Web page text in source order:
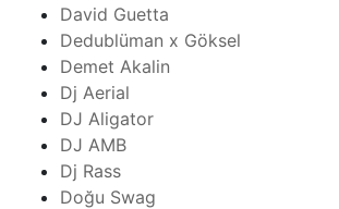
David Guetta
Dedublüman x Göksel
Demet Akalin
Dj Aerial
DJ Aligator
DJ AMB
Dj Rass
Doğu Swag